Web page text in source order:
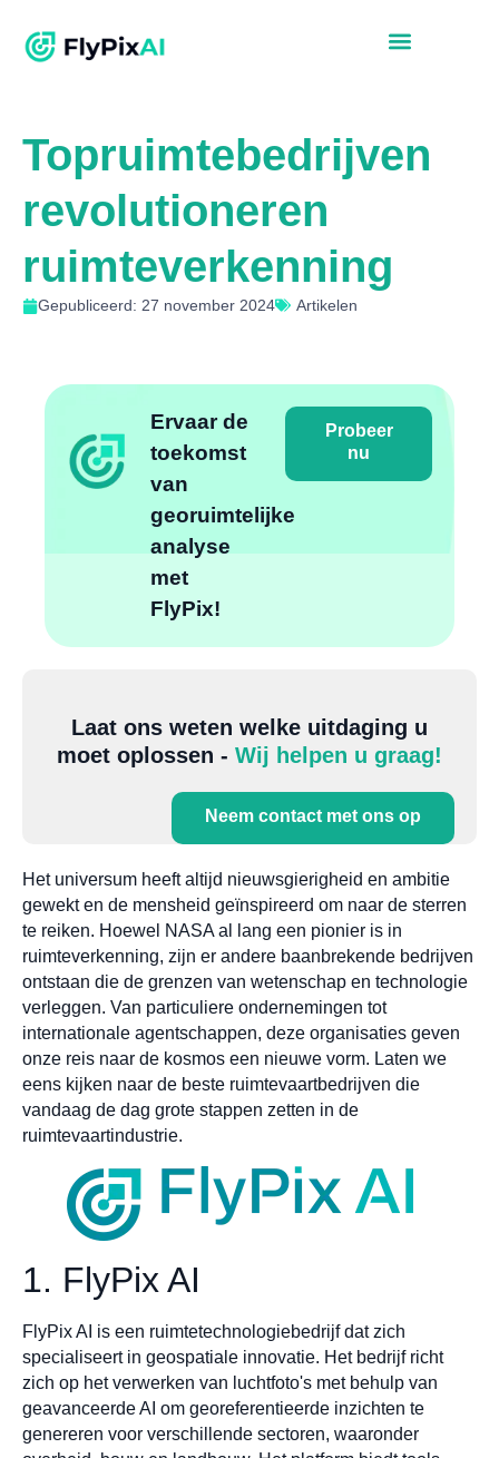
Topruimtebedrijven
revolutioneren
ruimteverkenning
Gepubliceerd: 27 november 2024 Artikelen
Ervaar de
toekomst
van
georuimtelijke
analyse
met
FlyPix!
Probeer
nu
Laat ons weten welke uitdaging u
moet oplossen - Wij helpen u graag!
Neem contact met ons op
Het universum heeft altijd nieuwsgierigheid en ambitie
gewekt en de mensheid geïnspireerd om naar de sterren
te reiken. Hoewel NASA al lang een pionier is in
ruimteverkenning, zijn er andere baanbrekende bedrijven
ontstaan die de grenzen van wetenschap en technologie
verleggen. Van particuliere ondernemingen tot
internationale agentschappen, deze organisaties geven
onze reis naar de kosmos een nieuwe vorm. Laten we
eens kijken naar de beste ruimtevaartbedrijven die
vandaag de dag grote stappen zetten in de
ruimtevaartindustrie.
1. FlyPix AI
FlyPix AI is een ruimtetechnologiebedrijf dat zich
specialiseert in geospatiale innovatie. Het bedrijf richt
zich op het verwerken van luchtfoto's met behulp van
geavanceerde AI om georeferentieerde inzichten te
genereren voor verschillende sectoren, waaronder